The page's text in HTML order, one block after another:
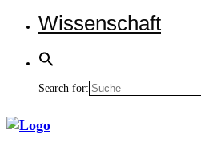
Wis­sen­schaft
Search for: